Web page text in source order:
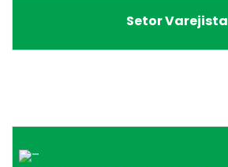
Setor Varejista
–